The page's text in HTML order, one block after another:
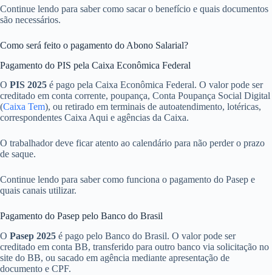
Continue lendo para saber como sacar o benefício e quais documentos
são necessários.
Como será feito o pagamento do Abono Salarial?
Pagamento do PIS pela Caixa Econômica Federal
O PIS 2025 é pago pela Caixa Econômica Federal. O valor pode ser
creditado em conta corrente, poupança, Conta Poupança Social Digital
(Caixa Tem), ou retirado em terminais de autoatendimento, lotéricas,
correspondentes Caixa Aqui e agências da Caixa.
O trabalhador deve ficar atento ao calendário para não perder o prazo
de saque.
Continue lendo para saber como funciona o pagamento do Pasep e
quais canais utilizar.
Pagamento do Pasep pelo Banco do Brasil
O Pasep 2025 é pago pelo Banco do Brasil. O valor pode ser
creditado em conta BB, transferido para outro banco via solicitação no
site do BB, ou sacado em agência mediante apresentação de
documento e CPF.